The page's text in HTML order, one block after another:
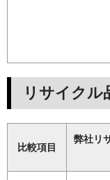
リサイクル
比較項目
弊社リ